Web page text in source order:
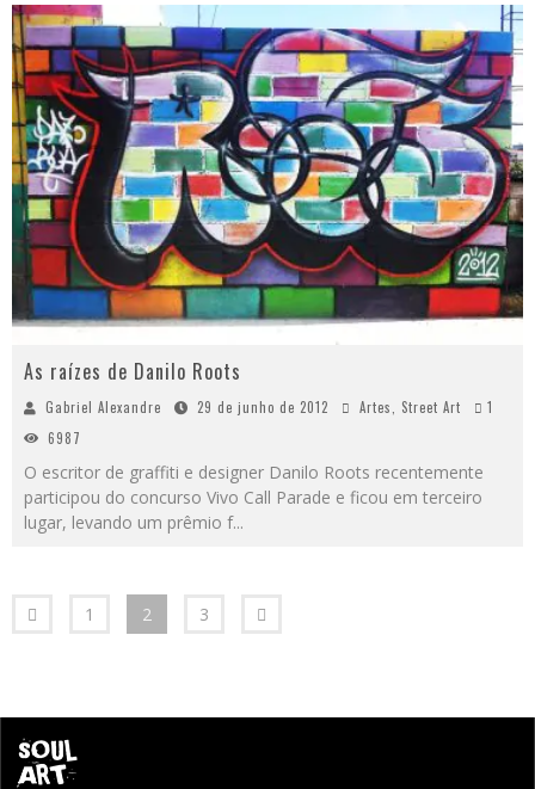
As raízes de Danilo Roots
Gabriel Alexandre 29 de junho de 2012 Artes, Street Art
1
6987
O escritor de graffiti e designer Danilo Roots recentemente
participou do concurso Vivo Call Parade e ficou em terceiro
lugar, levando um prêmio f...
1 2 3